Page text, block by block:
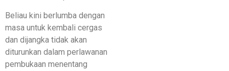
Beliau kini berlumba dengan
masa untuk kembali cergas
dan dijangka tidak akan
diturunkan dalam perlawanan
pembukaan menentang